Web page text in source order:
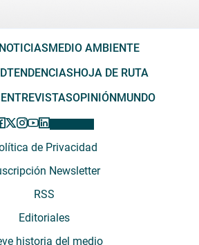
MEDIO AMBIENTE
TENDENCIAS HOJA DE RUTA
ENTREVISTASOPINIÓN MUNDO
de Privacidad
Newsletter
RSS
Editoriales
historia del medio